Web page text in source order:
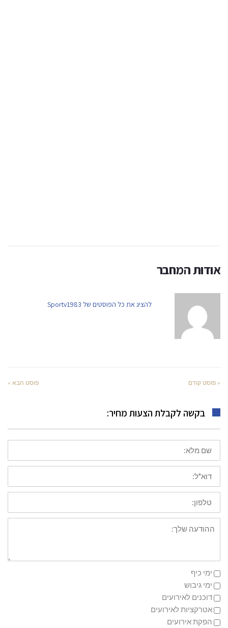
אודות המחבר
להציג את כל הפוסטים של Sportv1983
« פוסט קודם פוסט הבא »
בקשה לקבלת הצעות מחיר:
שם
מלא
דוא"ל
טלפון
ההודעה
שלך
ימי כיף
ימי גיבוש
דוכנים לאירועים
אטרקציות לאירועים
הפקת אירועים